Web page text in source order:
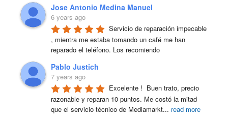
Jose Antonio Medina Manuel
6 years ago
Servicio de reparación impecable
, mientra me estaba tomando un café me han
reparado el teléfono. Los recomiendo
Pablo Justich
7 years ago
Excelente !  Buen trato, precio
razonable y reparan 10 puntos. Me costó la mitad
que el servicio técnico de Mediamarkt... read more